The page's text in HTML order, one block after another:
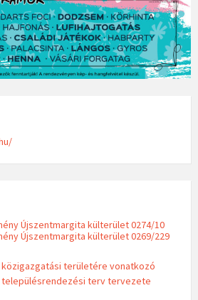
Újszentmargita külterület 0274/10
Újszentmargita külterület 0269/229
területére vonatkozó
terv tervezete